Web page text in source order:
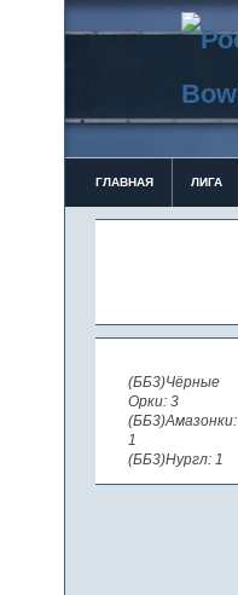
ГЛАВНАЯ ЛИГА
(ББ3)Чёрные
Орки: 3
(ББ3)Амазонки:
1
(ББ3)Нургл: 1